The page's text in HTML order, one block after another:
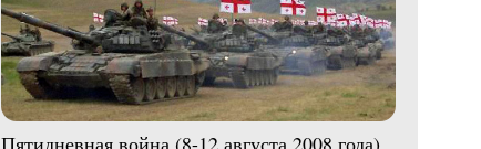
Пятидневная война (8-12 августа 2008 года)